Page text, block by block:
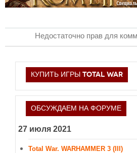
Недостаточно прав для
КУПИТЬ ИГРЫ TOTAL WAR
ОБСУЖДАЕМ НА ФОРУМЕ
27 июля 2021
Total War. WARHAMMER 3 (III)